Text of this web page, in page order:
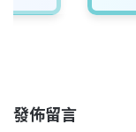
發佈留言